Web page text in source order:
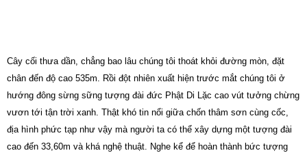
Cây cối thưa dần, chẳng bao lâu chúng tôi thoát khỏi đường mòn, đặt
chân đến độ cao 535m. Rồi đột nhiên xuất hiện trước mắt chúng tôi ở
hướng đông sừng sững tượng đài đức Phật Di Lặc cao vút tưởng chừng
vươn tới tận trời xanh. Thật khó tin nổi giữa chốn thâm sơn cùng cốc,
địa hình phức tạp như vậy mà người ta có thể xây dựng một tượng đài
cao đến 33,60m và khá nghệ thuật. Nghe kể để hoàn thành bức tượng